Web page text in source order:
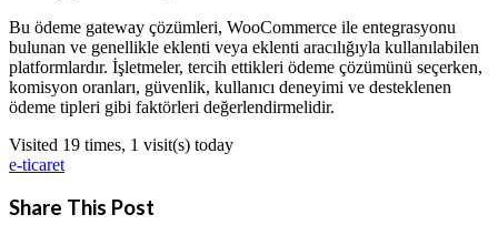
Bu ödeme gateway çözümleri, WooCommerce ile entegrasyonu
bulunan ve genellikle eklenti veya eklenti aracılığıyla kullanılabilen
platformlardır. İşletmeler, tercih ettikleri ödeme çözümünü seçerken,
komisyon oranları, güvenlik, kullanıcı deneyimi ve desteklenen
ödeme tipleri gibi faktörleri değerlendirmelidir.
Visited 19 times, 1 visit(s) today
e-ticaret
Share This Post